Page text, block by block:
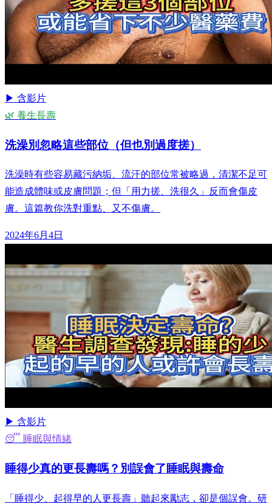
▶ 含影片
🌿 養生長壽
洗澡別忽略這些部位（但也別過度搓）
洗澡時有些容易藏污納垢、流汗的部位常被略過，清潔不足可
能造成體味或皮膚問題；但「用力搓、洗很久」反而會傷皮
膚。這篇教你洗對重點、又不傷膚。
2024年6月4日
▶ 含影片
😴 睡眠與情緒
睡得少真的更長壽嗎？別誤會了睡眠與壽命
「睡得少、起得早的人更長壽」聽起來勵志，卻是個誤會。研